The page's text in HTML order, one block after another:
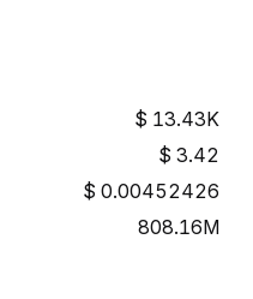
13.43K
3.42
0.00452426
808.16M